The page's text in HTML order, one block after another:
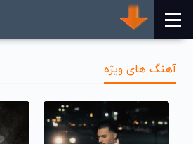
آهنگ های ویژه